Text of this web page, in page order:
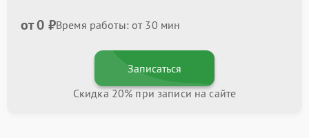
от 0 ₽Время работы: от 30 мин
Записаться
Скидка 20% при записи на сайте